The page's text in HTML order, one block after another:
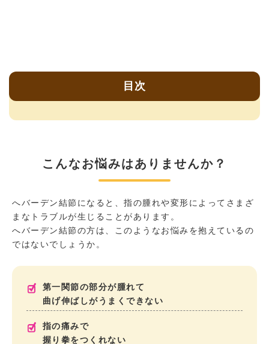
目次
こんなお悩みはありませんか？
へバーデン結節になると、指の腫れや変形によってさまざ
まなトラブルが生じることがあります。
へバーデン結節の方は、このようなお悩みを抱えているの
ではないでしょうか。
第一関節の部分が腫れて
曲げ伸ばしがうまくできない
指の痛みで
握り拳をつくれない